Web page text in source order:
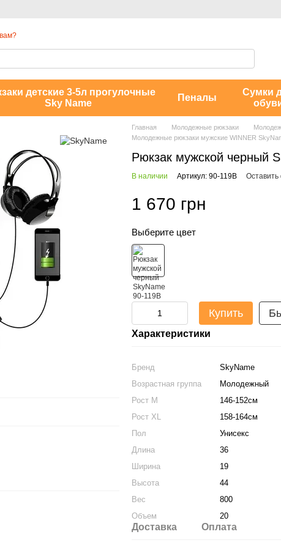
детские 3-5л прогулочные
Sky Name
Пеналы
Сумки
Главная Молодежные рюкзаки
Молодежные рюкзаки мужские WINNER
Рюкзак мужской черный
В наличии Артикул: 90-119B Оставить
1 670 грн
Выберите цвет
Купить
Характеристики
Бренд
SkyName
Возрастная группа
Молодежный
Рост M
146-152см
Рост XL
158-164см
Пол
Унисекс
Длина
36
Ширина
19
Высота
44
Вес
800
Объем
20
Доставка Оплата